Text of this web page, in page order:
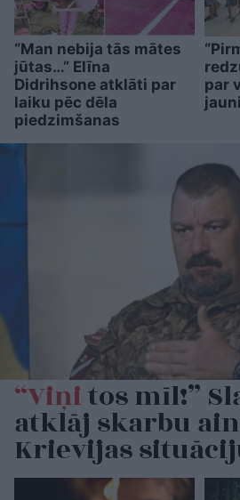
“Man nebija tās mātes
jūtas…” Elīna
Didrihsone atklāti par
laiku pēc dēla
piedzimšanas
par
“Viņitos mīl!”
atklāj skarbu
Krievijas